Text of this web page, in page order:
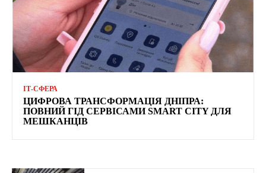
ІТ-СФЕРА
ЦИФРОВА ТРАНСФОРМАЦІЯ ДНІПРА:
ПОВНИЙ ГІД СЕРВІСАМИ SMART CITY ДЛЯ
МЕШКАНЦІВ